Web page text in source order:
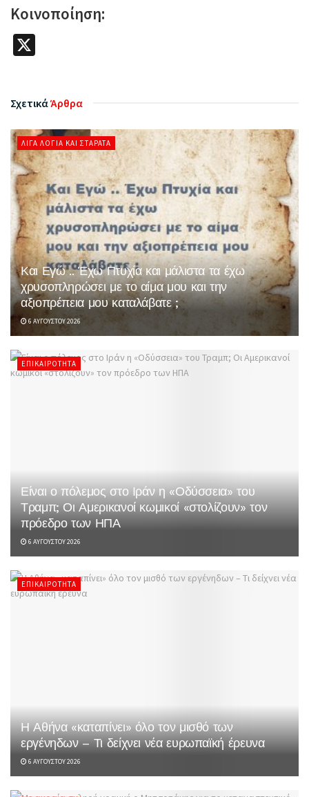
Κοινοποίηση:
ΣχετικάΆρθρα
ΛΊΓΑ ΛΌΓΙΑ ΚΑΙ ΣΤΑΡΆΤΑ
Και Εγώ .. Έχω Πτυχία και μάλιστα τα έχω
χρυσοπληρώσει με το αίμα μου και την
αξιοπρέπεια μου καταλάβατε ;
6 ΑΥΓΟΎΣΤΟΥ 2026
ΕΠΙΚΑΙΡΌΤΗΤΑ
Είναι ο πόλεμος στο Ιράν η «Οδύσσεια» του
Τραμπ; Οι Αμερικανοί κωμικοί «στολίζουν» τον
πρόεδρο των ΗΠΑ
6 ΑΥΓΟΎΣΤΟΥ 2026
ΕΠΙΚΑΙΡΌΤΗΤΑ
Η Αθήνα «καταπίνει» όλο τον μισθό των
εργένηδων – Τι δείχνει νέα ευρωπαϊκή έρευνα
6 ΑΥΓΟΎΣΤΟΥ 2026